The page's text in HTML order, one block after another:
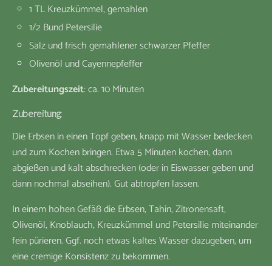
1 TL Kreuzkümmel, gemahlen
1/2 Bund Petersilie
Salz und frisch gemahlener schwarzer Pfeffer
Olivenöl und Cayennepfeffer
Zubereitungszeit: ca. 10 Minuten
Zubereitung:
Die Erbsen in einen Topf geben, knapp mit Wasser bedecken
und zum Kochen bringen. Etwa 5 Minuten kochen, dann
abgießen und kalt abschrecken (oder in Eiswasser geben und
dann nochmal abseihen). Gut abtropfen lassen.
In einem hohen Gefäß die Erbsen, Tahin, Zitronensaft,
Olivenöl, Knoblauch, Kreuzkümmel und Petersilie miteinander
fein pürieren. Ggf. noch etwas kaltes Wasser dazugeben, um
eine cremige Konsistenz zu bekommen.